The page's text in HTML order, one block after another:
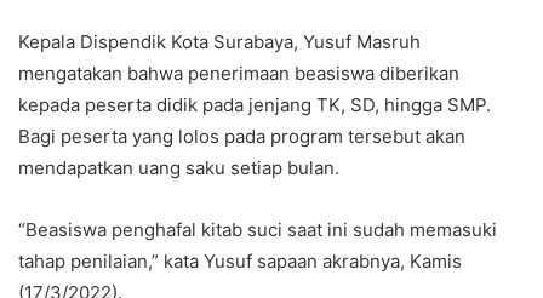
Kepala Dispendik Kota Surabaya, Yusuf Masruh
mengatakan bahwa penerimaan beasiswa diberikan
kepada peserta didik pada jenjang TK, SD, hingga SMP.
Bagi peserta yang lolos pada program tersebut akan
mendapatkan uang saku setiap bulan.
“Beasiswa penghafal kitab suci saat ini sudah memasuki
tahap penilaian,” kata Yusuf sapaan akrabnya, Kamis
(17/3/2022).